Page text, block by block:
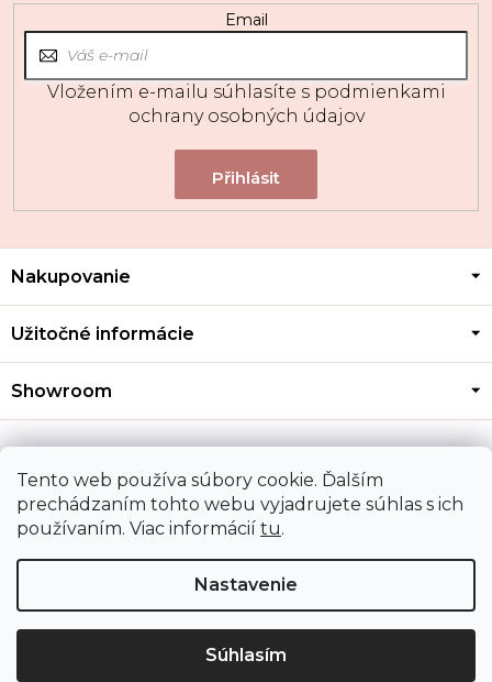
Tento web používa súbory cookie. Ďalším
prechádzaním tohto webu vyjadrujete súhlas s ich
používaním. Viac informácií tu.
Nastavenie
Súhlasím
Email
Vložením e-mailu súhlasíte s podmienkami
ochrany osobných údajov
Z
p
t
Nakupovanie
Užitočné informácie
Showroom
Kontakt
Upraviť nastavenie cookies